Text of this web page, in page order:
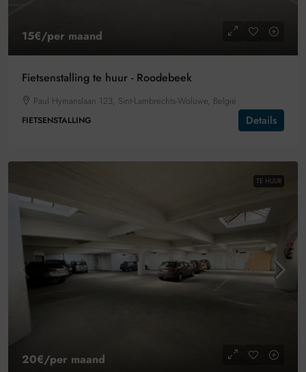
15€/per maand
Fietsenstalling te huur - Roodebeek
Paul Hymanslaan 123, Sint-Lambrechts-Woluwe, België
FIETSENSTALLING Details
TE HUUR
20€/per maand